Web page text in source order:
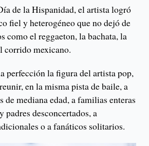
de la Hispanidad, el artista logró
fiel y heterogéneo que no dejó de
como el reggaeton, la bachata, la
corrido mexicano.
perfección la figura del artista pop,
en la misma pista de baile, a
de mediana edad, a familias enteras
padres desconcertados, a
o a fanáticos solitarios.